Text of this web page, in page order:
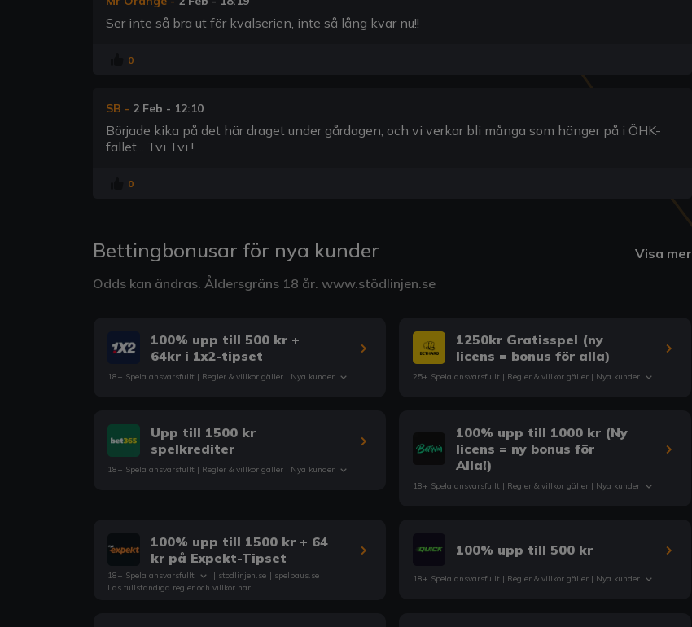
Ser inte så bra ut för kvalserien, inte så lång kvar nu!!
0
SB - 2 Feb - 12:10
Började kika på det här draget under gårdagen, och vi verkar bli många som hänger på i ÖHK-
fallet... Tvi Tvi !
0
Bettingbonusar för nya kunder
Visa mer
Odds kan ändras. Åldersgräns 18 år. www.stödlinjen.se
100% upp till 500 kr +
64kr i 1x2-tipset
18+ Spela ansvarsfullt | Regler & villkor gäller | Nya kunder
1250kr Gratisspel (ny
licens = bonus för alla)
25+ Spela ansvarsfullt | Regler & villkor gäller | Nya kunder
Upp till 1500 kr
spelkrediter
18+ Spela ansvarsfullt | Regler & villkor gäller | Nya kunder
100% upp till 1000 kr (Ny
licens = ny bonus för
Alla!)
18+ Spela ansvarsfullt | Regler & villkor gäller | Nya kunder
100% upp till 1500 kr + 64
kr på Expekt-Tipset
18+ Spela ansvarsfullt | stodlinjen.se | spelpaus.se
Läs fullständiga regler och villkor här
100% upp till 500 kr
18+ Spela ansvarsfullt | Regler & villkor gäller | Nya kunder